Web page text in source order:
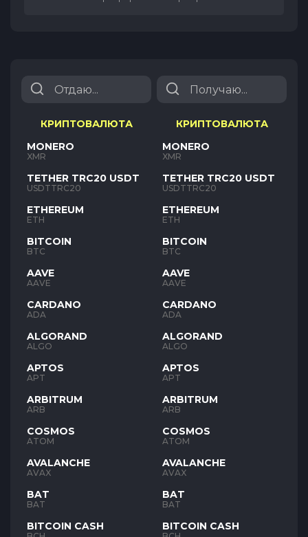
КРИПТОВАЛЮТА
MONERO
XMR
TETHER TRC20 USDT
USDTTRC20
ETHEREUM
ETH
BITCOIN
BTC
AAVE
AAVE
CARDANO
ADA
ALGORAND
ALGO
APTOS
APT
ARBITRUM
ARB
COSMOS
ATOM
AVALANCHE
AVAX
BAT
BAT
BITCOIN CASH
КРИПТОВАЛЮТА
MONERO
XMR
TETHER TRC20 USDT
USDTTRC20
ETHEREUM
ETH
BITCOIN
BTC
AAVE
AAVE
CARDANO
ADA
ALGORAND
ALGO
APTOS
APT
ARBITRUM
ARB
COSMOS
ATOM
AVALANCHE
AVAX
BAT
BAT
BITCOIN CASH